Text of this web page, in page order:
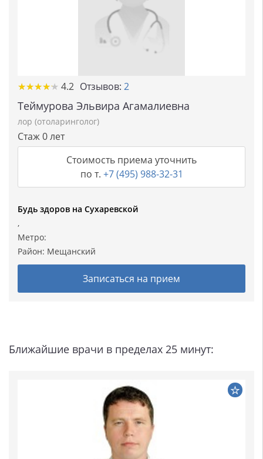
★★★★★
★★★★★ 4.2 Отзывов: 2
Теймурова Эльвира Агамалиевна
лор (отоларинголог)
Стаж 0 лет
Стоимость приема уточнить
по т. +7 (495) 988-32-31
Будь здоров на Сухаревской
,
Метро:
Район: Мещанский
Записаться на прием
Ближайшие врачи в пределах 25 минут: